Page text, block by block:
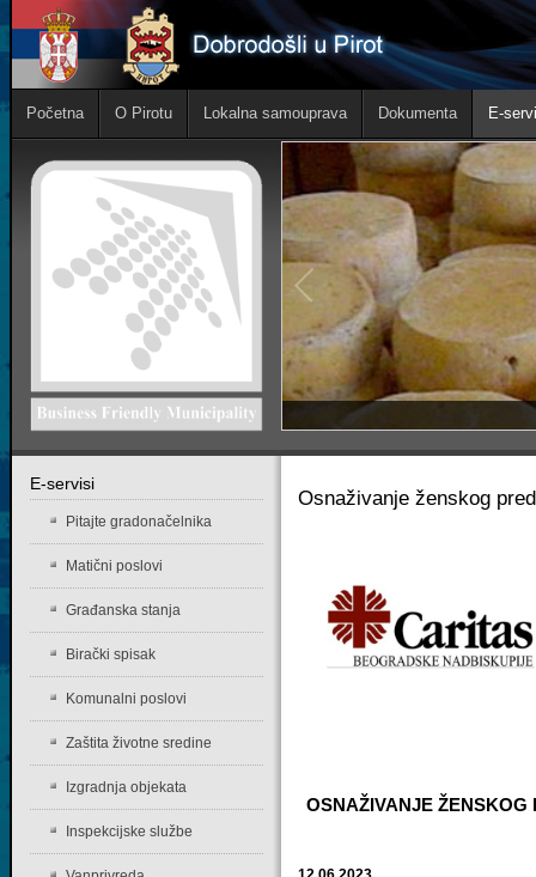
Početna O Pirotu Lokalna samouprava Dokumenta E-
Osnaživanje ženskog
OSNAŽIVANJE ŽENSKOG
Е-servisi
Pitajte gradonačelnika
Matični poslovi
Građanska stanja
Birački spisak
Komunalni poslovi
Zaštita životne sredine
Izgradnja objekata
Inspekcijske službe